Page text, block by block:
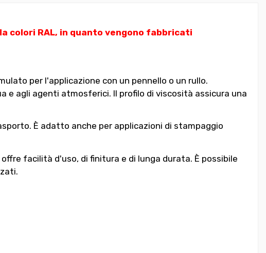
colori RAL, in quanto vengono fabbricati
per l'applicazione con un pennello o un rullo.
agli agenti atmosferici. Il profilo di viscosità assicura una
È adatto anche per applicazioni di stampaggio
facilità d'uso, di finitura e di lunga durata. È possibile